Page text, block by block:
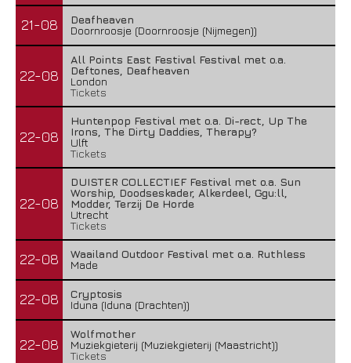
21-08
Deafheaven
Doornroosje (Doornroosje (Nijmegen))
22-08
All Points East Festival Festival met o.a.
Deftones, Deafheaven
London
Tickets
22-08
Huntenpop Festival met o.a. Di-rect, Up The
Irons, The Dirty Daddies, Therapy?
Ulft
Tickets
22-08
DUISTER COLLECTIEF Festival met o.a. Sun
Worship, Doodseskader, Alkerdeel, Ggu:ll,
Modder, Terzij De Horde
Utrecht
Tickets
22-08
Waailand Outdoor Festival met o.a. Ruthless
Made
22-08
Cryptosis
Iduna (Iduna (Drachten))
22-08
Wolfmother
Muziekgieterij (Muziekgieterij (Maastricht))
Tickets